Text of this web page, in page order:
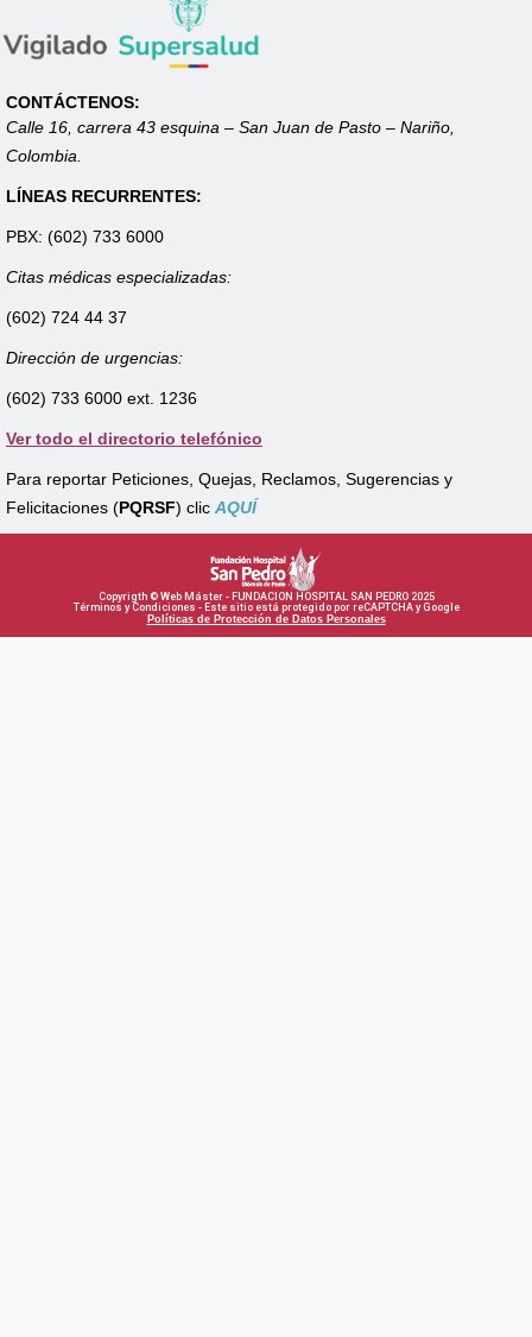
CONTÁCTENOS:
Calle 16, carrera 43 esquina – San Juan de Pasto – Nariño,
Colombia.
LÍNEAS RECURRENTES:
PBX: (602) 733 6000
Citas médicas especializadas:
(602) 724 44 37
Dirección de urgencias:
(602) 733 6000 ext. 1236
Ver todo el directorio telefónico
Para reportar Peticiones, Quejas, Reclamos, Sugerencias y
Felicitaciones (PQRSF) clic AQUÍ
Copyrigth © Web Máster - FUNDACION HOSPITAL SAN PEDRO 2025
Términos y Condiciones - Este sitio está protegido por reCAPTCHA y Google
Políticas de Protección de Datos Personales